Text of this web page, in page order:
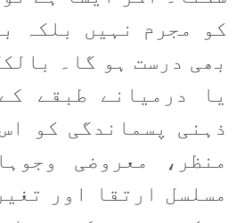
کو مجرم نہیں بلکہ
بھی درست ہو گا۔
یا درمیانے طبقے
ذہنی پسماندگی کو
منظر، معروضی
مسلسل ارتقا اور